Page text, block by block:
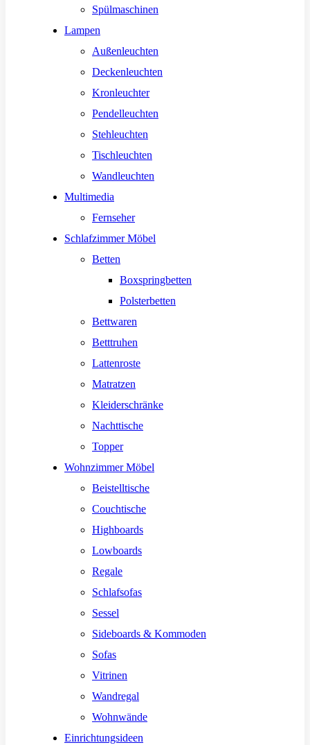
Spülmaschinen
Lampen
Außenleuchten
Deckenleuchten
Kronleuchter
Pendelleuchten
Stehleuchten
Tischleuchten
Wandleuchten
Multimedia
Fernseher
Schlafzimmer Möbel
Betten
Boxspringbetten
Polsterbetten
Bettwaren
Betttruhen
Lattenroste
Matratzen
Kleiderschränke
Nachttische
Topper
Wohnzimmer Möbel
Beistelltische
Couchtische
Highboards
Lowboards
Regale
Schlafsofas
Sessel
Sideboards & Kommoden
Sofas
Vitrinen
Wandregal
Wohnwände
Einrichtungsideen